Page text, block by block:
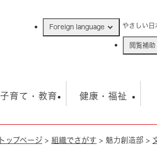
Foreign language やさしい日
閲覧補助
住民票・戸籍
子育て・教育
学校 子育て
健康・福祉
福祉・健康・生
観光 市
トップページ > 組織でさがす > 魅力創造部 >